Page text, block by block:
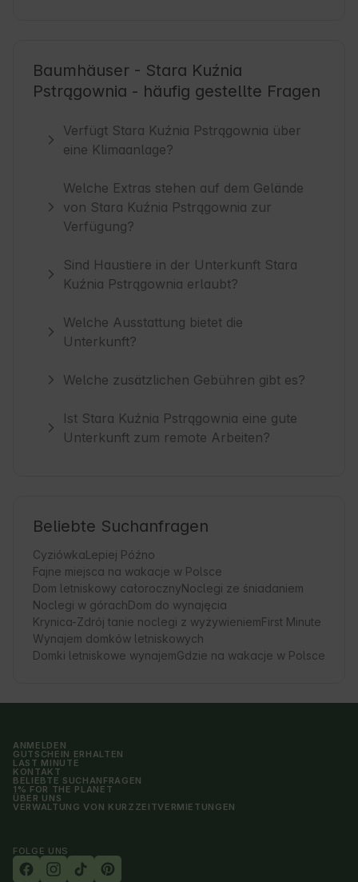
Baumhäuser - Stara Kuźnia
Pstrągownia - häufig gestellte Fragen
Verfügt Stara Kuźnia Pstrągownia über
eine Klimaanlage?
Welche Extras stehen auf dem Gelände
von Stara Kuźnia Pstrągownia zur
Verfügung?
Sind Haustiere in der Unterkunft Stara
Kuźnia Pstrągownia erlaubt?
Welche Ausstattung bietet die
Unterkunft?
Welche zusätzlichen Gebühren gibt es?
Ist Stara Kuźnia Pstrągownia eine gute
Unterkunft zum remote Arbeiten?
Beliebte Suchanfragen
CyziówkaLepiej Późno
Fajne miejsca na wakacje w Polsce
Dom letniskowy całorocznyNoclegi ze śniadaniem
Noclegi w górachDom do wynajęcia
Krynica-Zdrój tanie noclegi z wyżywieniemFirst Minute
Wynajem domków letniskowych
Domki letniskowe wynajemGdzie na wakacje w Polsce
ANMELDEN
GUTSCHEIN ERHALTEN
LAST MINUTE
KONTAKT
BELIEBTE SUCHANFRAGEN
1% FOR THE PLANET
ÜBER UNS
VERWALTUNG VON KURZZEITVERMIETUNGEN
FOLGE UNS